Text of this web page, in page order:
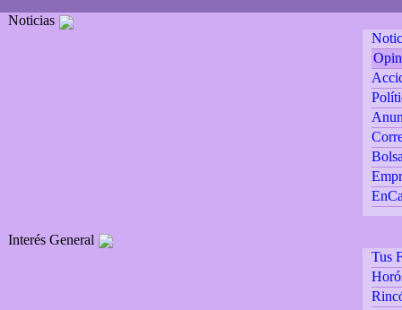
Noticias
Interés General
Tus